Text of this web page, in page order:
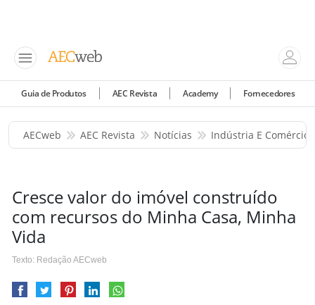
Guia de Produtos AEC Revista Academy Fornecedores
AECweb AEC Revista Notícias Indústria E Comércio
Cresce valor do imóvel construído
com recursos do Minha Casa, Minha
Vida
Texto: Redação AECweb